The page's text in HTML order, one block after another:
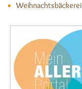
Weihnachtsbäckerei